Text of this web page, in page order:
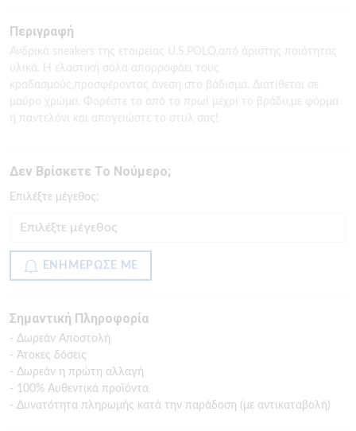
Περιγραφή
Ανδρικά sneakers της εταιρείας U.S.POLO,από άριστης ποιότητας
υλικά. Η ελαστική σόλα απορροφάει τους
κραδασμούς,προσφέροντας άνεση στο βάδισμα. Διατίθεται σε
μαύρο χρώμα. Φορέστε τα από το πρωί μέχρι το βράδυ,με φόρμα
ή παντελόνι και απογειώστε το στυλ σας!
Δεν Βρίσκετε Το Νούμερο;
Eπιλέξτε μέγεθος:
ΕΝΗΜΕΡΩΣΕ ΜΕ
Σημαντική Πληροφορία
- Δωρεάν Αποστολή
- Άτοκες δόσεις
- Δωρεάν η πρώτη αλλαγή
- 100% Αυθεντικά προϊόντα
- Δυνατότητα πληρωμής κατά την παράδοση (με αντικαταβολή)